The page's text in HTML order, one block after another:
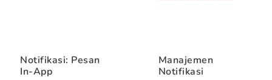
Notifikasi: Pesan
In-App
Manajemen
Notifikasi